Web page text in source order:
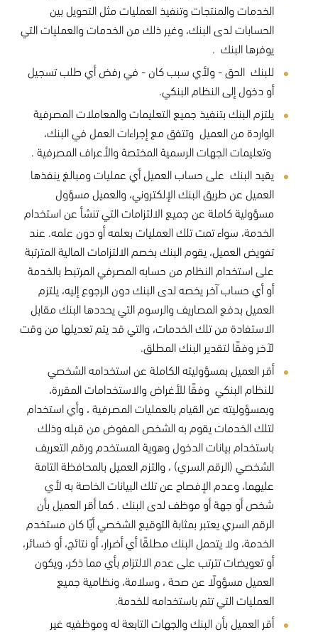
الخدمات والمنتجات وتنفيذ العمليات مثل التحويل بين
الحسابات لدى البنك، وغير ذلك من الخدمات والعمليات التي
يوفرها البنك .
للبنك الحق - ولأي سبب كان - في رفض أي طلب تسجيل
أو دخول إلى النظام البنكي.
يلتزم البنك بتنفيذ جميع التعليمات والمعاملات المصرفية
الواردة من العميل وتتفق مع إجراءات العمل في البنك،
وتعليمات الجهات الرسمية المختصة والأعراف المصرفية .
يقيد البنك على حساب العميل أي عمليات ومبالغ ينفذها
العميل عن طريق البنك الإلكتروني، والعميل مسؤول
مسؤولية كاملة عن جميع الالتزامات التي تنشأ عن استخدام
الخدمة، سواء تمت تلك العمليات بعلمه أو دون علمه. عند
تفويض العميل، يقوم البنك بخصم الالتزامات المالية المترتبة
على استخدام النظام من حسابه المصرفي المرتبط بالخدمة
أو أي حساب آخر يخصه لدى البنك دون الرجوع إليه، يلتزم
العميل بدفع المصاريف والرسوم التي يحددها البنك مقابل
الاستفادة من تلك الخدمات، والتي قد يتم تعديلها من وقت
لآخر وفقًا لتقدير البنك المطلق.
أقر العميل بمسؤوليته الكاملة عن استخدامه الشخصي
للنظام البنكي وفقًا للأغراض والاستخدامات المقررة،
وبمسؤوليته عن القيام بالعمليات المصرفية ، وأي استخدام
لتلك الخدمات يقوم به الشخص المفوض من قبله وذلك
باستخدام بيانات الدخول وهوية المستخدم ورقم التعريف
الشخصي (الرقم السري) ، والتزم العميل بالمحافظة التامة
عليهما، وعدم الإفصاح عن تلك البيانات الخاصة به لأي
شخص أو جهة أو موظف لدى البنك . كما أقر العميل بأن
الرقم السري يعتبر بمثابة التوقيع الشخصي أيًا كان مستخدم
الخدمة، ولا يتحمل البنك مطلقًا أي أضرار، أو نتائج، أو خسائر،
أو تعويضات تترتب على عدم الالتزام بأي مما ذكر، ويكون
العميل مسؤولًا عن صحة ، وسلامة، ونظامية جميع
العمليات التي تتم باستخدامه للخدمة.
أقر العميل بأن البنك والجهات التابعة له وموظفيه غير